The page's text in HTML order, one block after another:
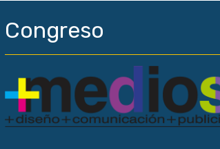
Congreso